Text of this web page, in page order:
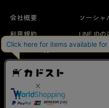
会社概要
利用規約
はじめての方へ
ソーシャ
LINE ID
FAQ
当サイトでは利用体験の向上お
ラフィックの分析を目的として
サイトの閲覧を継続された場合
のといたします。